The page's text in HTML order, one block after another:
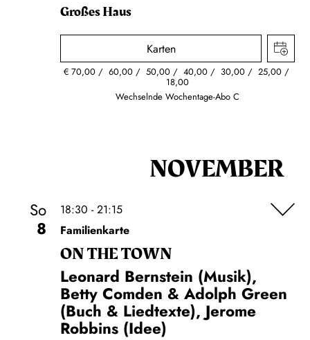
Großes Haus
Karten
€ 70,00 60,00 50,00 40,00 30,00 25,00
18,00
Wechselnde Wochentage-Abo C
NOVEMBER
So
8
18:30 - 21:15
Familienkarte
ON THE TOWN
Leonard Bernstein (Musik),
Betty Comden & Adolph Green
(Buch & Liedtexte), Jerome
Robbins (Idee)